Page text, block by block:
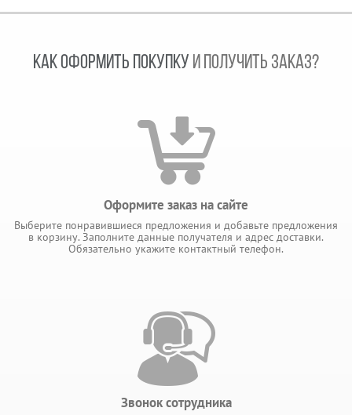
КАК ОФОРМИТЬ ПОКУПКУ И ПОЛУЧИТЬ ЗАКАЗ?
Оформите заказ на сайте
Выберите понравившиеся предложения и добавьте предложения
в корзину. Заполните данные получателя и адрес доставки.
Обязательно укажите контактный телефон.
Звонок сотрудника